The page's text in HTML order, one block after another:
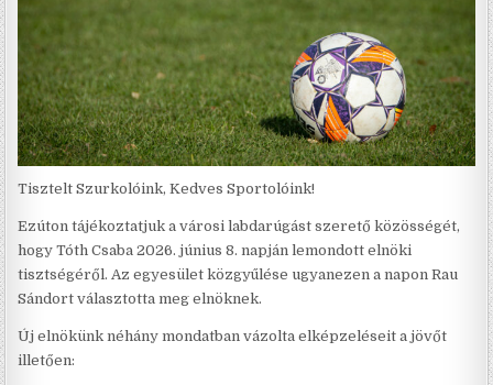
Tisztelt Szurkolóink, Kedves Sportolóink!
Ezúton tájékoztatjuk a városi labdarúgást szerető közösségét,
hogy Tóth Csaba 2026. június 8. napján lemondott elnöki
tisztségéről. Az egyesület közgyűlése ugyanezen a napon Rau
Sándort választotta meg elnöknek.
Új elnökünk néhány mondatban vázolta elképzeléseit a jövőt
illetően: